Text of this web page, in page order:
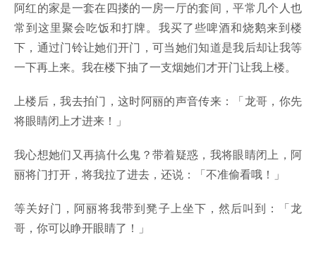
阿红的家是一套在四搂的一房一厅的套间，平常几个人也
常到这里聚会吃饭和打牌。我买了些啤酒和烧鹅来到楼
下，通过门铃让她们开门，可当她们知道是我后却让我等
一下再上来。我在楼下抽了一支烟她们才开门让我上楼。
上楼后，我去拍门，这时阿丽的声音传来：「龙哥，你先
将眼睛闭上才进来！」
我心想她们又再搞什么鬼？带着疑惑，我将眼睛闭上，阿
丽将门打开，将我拉了进去，还说：「不准偷看哦！」
等关好门，阿丽将我带到凳子上坐下，然后叫到：「龙
哥，你可以睁开眼睛了！」